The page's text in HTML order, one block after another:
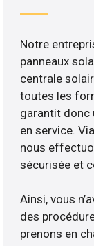
Notre
panneaux
centrale
toutes les
garantit donc
en service.
nous
sécurisée et
Ainsi, vous
des
prenons en